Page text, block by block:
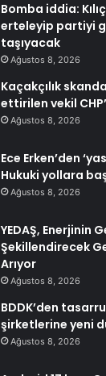
Bomba iddia:
erteleyip partiyi
taşıyacak
Ağustos 8, 2026
Kaçakçılık
ettirilen vekil
Ağustos 8, 2026
Ece Erken’den
Hukuki yollara
Ağustos 8, 2026
YEDAŞ, Enerjinin
Şekillendirecek
Arıyor
Ağustos 8, 2026
BDDK’den
şirketlerine yeni
Ağustos 8, 2026